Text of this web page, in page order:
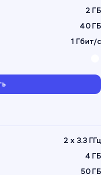
2 ГБ
40 ГБ
1 Гбит/с
2 x 3.3 ГГц
4 ГБ
50 ГБ